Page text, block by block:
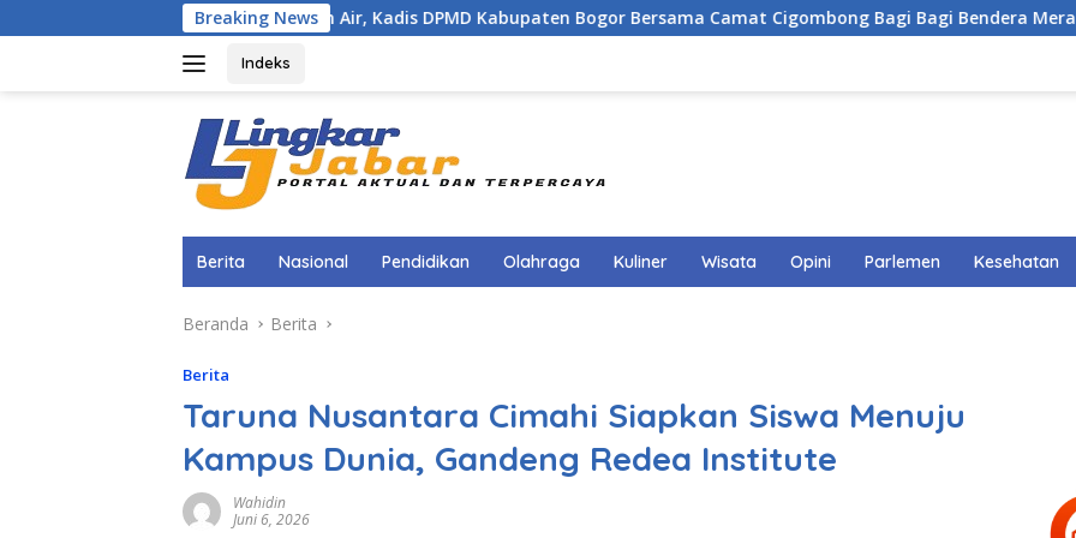
ke
Breaking News
Rasa Cinta Tanah Air, Kadis DPMD Kabupaten Bogor Bersama Camat Cigombong Bagi Bagi Bendera Merah Putih Kepada
Indeks
Berita Nasional Pendidikan Olahraga Kuliner Wisata Opini Parlemen Kesehatan
Beranda Berita
Berita
Taruna Nusantara Cimahi Siapkan Siswa Menuju
Kampus Dunia, Gandeng Redea Institute
Wahidin
Juni 6, 2026